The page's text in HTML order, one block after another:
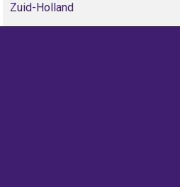
Zuid-Holland